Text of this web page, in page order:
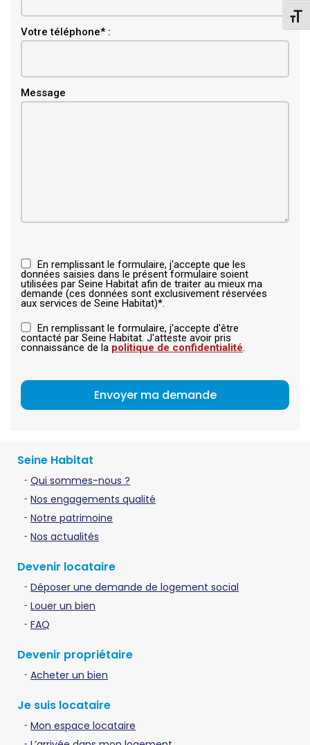
Votre téléphone* :
Message
En remplissant le formulaire, j'accepte que les
données saisies dans le présent formulaire soient
utilisées par Seine Habitat afin de traiter au mieux ma
demande (ces données sont exclusivement réservées
aux services de Seine Habitat)*.
En remplissant le formulaire, j'accepte d'être
contacté par Seine Habitat. J'atteste avoir pris
connaissance de la politique de confidentialité.
Seine Habitat
Qui sommes-nous ?
Nos engagements qualité
Notre patrimoine
Nos actualités
Devenir locataire
Déposer une demande de logement social
Louer un bien
FAQ
Devenir propriétaire
Acheter un bien
Je suis locataire
Mon espace locataire